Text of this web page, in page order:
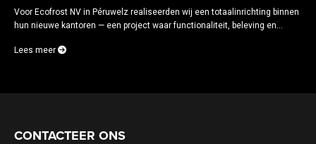
Voor Ecofrost NV in Péruwelz realiseerden wij een totaalinrichting binnen
hun nieuwe kantoren — een project waar functionaliteit, beleving en...
Lees meer
CONTACTEER ONS